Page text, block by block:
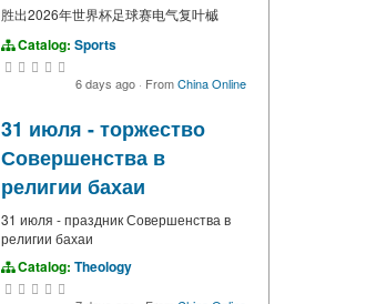
胜出2026年世界杯足球赛电气复叶槭
Catalog: Sports
6 days ago · FromChina Online
31 июля - торжество
Совершенства в
религии бахаи
31 июля - праздник Совершенства в
религии бахаи
Catalog: Theology